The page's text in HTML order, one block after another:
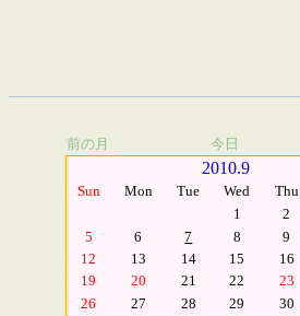
前の月 今日
2010.9
Sun Mon Tue Wed Thu
1
2
5
6 7 8 9
12
13 14 15 16
19
20 21 22 23
26
27 28 29 30